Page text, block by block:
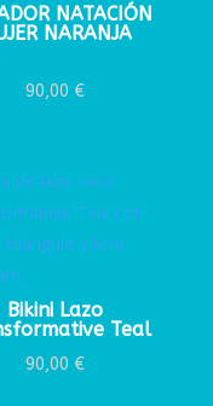
NATACIÓN
NARANJA
con90,00 €
Bikini Lazo
Teal
90,00 €